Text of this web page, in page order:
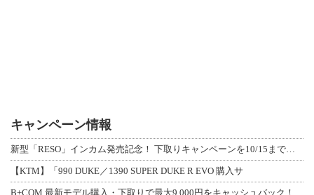
キャンペーン情報
【KTM】「990 DUKE／1390 SUPER DUKE R EVO 購入サ